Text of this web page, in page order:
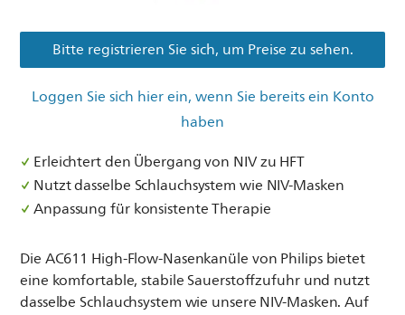
Erleichtert den Übergang von NIV zu HFT
Nutzt dasselbe Schlauchsystem wie NIV-Masken
Anpassung für konsistente Therapie
Die AC611 High-Flow-Nasenkanüle von Philips bietet
eine komfortable, stabile Sauerstoffzufuhr und nutzt
dasselbe Schlauchsystem wie unsere NIV-Masken. Auf
Bitte registrieren Sie sich, um Preise zu sehen.
Loggen Sie sich hier ein, wenn Sie bereits ein Konto
haben